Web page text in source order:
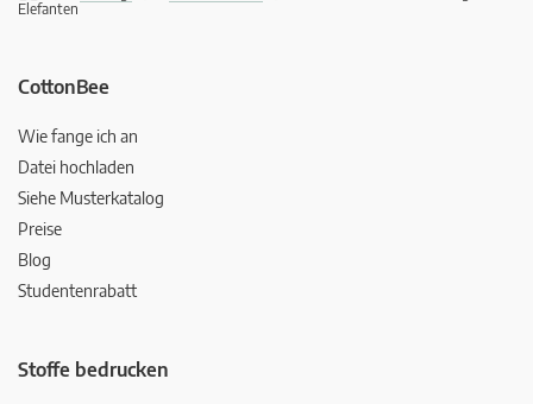
Elefanten
CottonBee
Wie fange ich an
Datei hochladen
Siehe Musterkatalog
Preise
Blog
Studentenrabatt
Stoffe bedrucken